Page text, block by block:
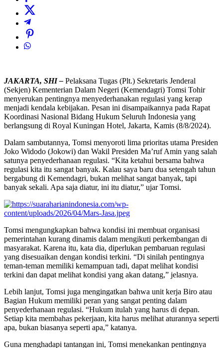
JAKARTA, SHI – Pelaksana Tugas (Plt.) Sekretaris Jenderal
(Sekjen) Kementerian Dalam Negeri (Kemendagri) Tomsi Tohir
menyerukan pentingnya menyederhanakan regulasi yang kerap
menjadi kendala kebijakan. Pesan ini disampaikannya pada Rapat
Koordinasi Nasional Bidang Hukum Seluruh Indonesia yang
berlangsung di Royal Kuningan Hotel, Jakarta, Kamis (8/8/2024).
Dalam sambutannya, Tomsi menyoroti lima prioritas utama Presiden
Joko Widodo (Jokowi) dan Wakil Presiden Ma’ruf Amin yang salah
satunya penyederhanaan regulasi. “Kita ketahui bersama bahwa
regulasi kita itu sangat banyak. Kalau saya baru dua setengah tahun
bergabung di Kemendagri, bukan melihat sangat banyak, tapi
banyak sekali. Apa saja diatur, ini itu diatur,” ujar Tomsi.
Tomsi mengungkapkan bahwa kondisi ini membuat organisasi
pemerintahan kurang dinamis dalam mengikuti perkembangan di
masyarakat. Karena itu, kata dia, diperlukan pembaruan regulasi
yang disesuaikan dengan kondisi terkini. “Di sinilah pentingnya
teman-teman memiliki kemampuan tadi, dapat melihat kondisi
terkini dan dapat melihat kondisi yang akan datang,” jelasnya.
Lebih lanjut, Tomsi juga mengingatkan bahwa unit kerja Biro atau
Bagian Hukum memiliki peran yang sangat penting dalam
penyederhanaan regulasi. “Hukum itulah yang harus di depan.
Setiap kita membahas pekerjaan, kita harus melihat aturannya seperti
apa, bukan biasanya seperti apa,” katanya.
Guna menghadapi tantangan ini, Tomsi menekankan pentingnya